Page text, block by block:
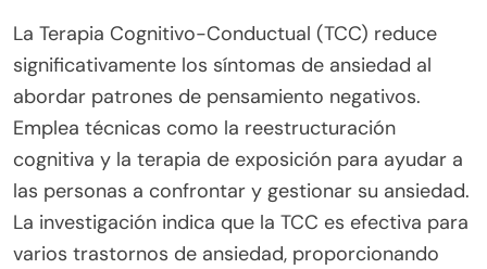
La Terapia Cognitivo-Conductual (TCC) reduce
significativamente los síntomas de ansiedad al
abordar patrones de pensamiento negativos.
Emplea técnicas como la reestructuración
cognitiva y la terapia de exposición para ayudar a
las personas a confrontar y gestionar su ansiedad.
La investigación indica que la TCC es efectiva para
varios trastornos de ansiedad, proporcionando